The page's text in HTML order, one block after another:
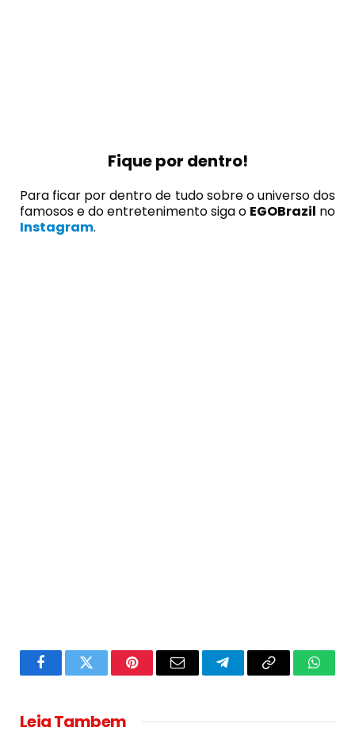
Fique por dentro!
Para ficar por dentro de tudo sobre o universo dos
famosos e do entretenimento siga o EGOBrazil no
Instagram.
FacebookTwitter PinterestEmail TelegramCopy
Leia Tambem